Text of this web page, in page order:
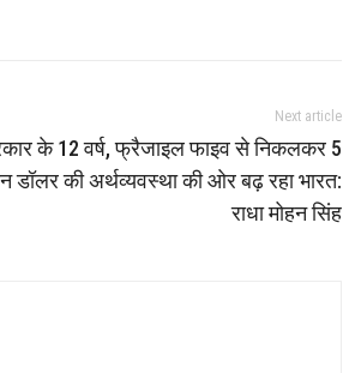
Next article
के 12 वर्ष, फ्रैजाइल फाइव से निकलकर 5
डॉलर की अर्थव्यवस्था की ओर बढ़ रहा भारत:
राधा मोहन सिंह